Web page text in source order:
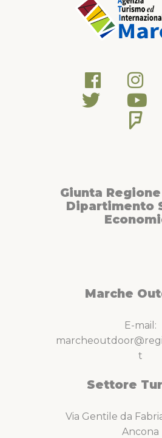
Giunta
Dipartimento
Marche
E-mail:
t
Settore
Via Gentile da
Ancona